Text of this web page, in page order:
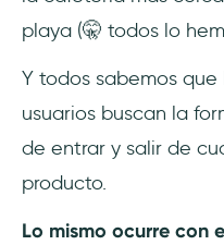
playa (🤫 todos lo
Y todos sabemos
usuarios buscan la
de entrar y salir de
producto.
Lo mismo ocurre con